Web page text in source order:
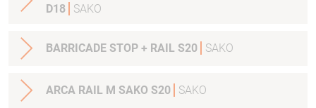
D18
SAKO
BARRICADE STOP + RAIL S20 SAKO
ARCA RAIL M SAKO S20 SAKO